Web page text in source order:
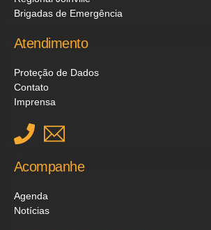
Brigadas de Emergência
Atendimento
Proteção de Dados
Contato
Imprensa
Acompanhe
Agenda
Notícias